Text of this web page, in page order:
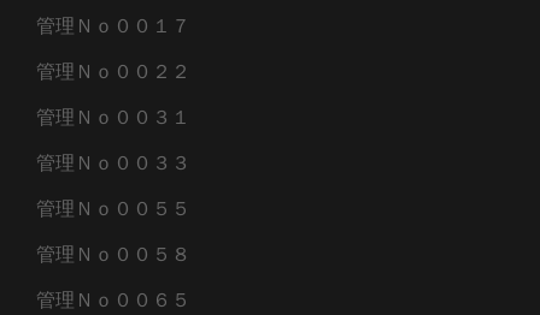
管理Ｎｏ００１７
管理Ｎｏ００２２
管理Ｎｏ００３１
管理Ｎｏ００３３
管理Ｎｏ００５５
管理Ｎｏ００５８
管理Ｎｏ００６５